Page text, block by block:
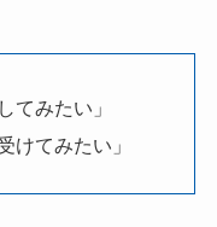
てみたい」
けてみたい」